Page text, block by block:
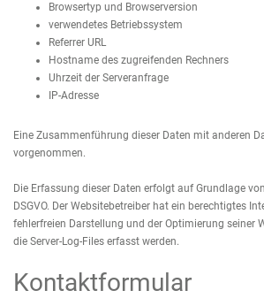
Browsertyp und Browserversion
verwendetes Betriebssystem
Referrer URL
Hostname des zugreifenden Rechners
Uhrzeit der Serveranfrage
IP-Adresse
Eine Zusammenführung dieser Daten mit anderen
vorgenommen.
Die Erfassung dieser Daten erfolgt auf Grundlage
DSGVO. Der Websitebetreiber hat ein berechtigtes
fehlerfreien Darstellung und der Optimierung seiner
die Server-Log-Files erfasst werden.
Kontaktformular